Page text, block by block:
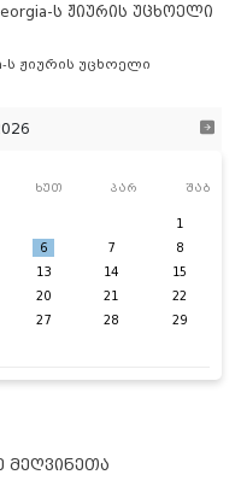
ს ჟიურის უცხოელი
ს ჟიურის უცხოელი
ხუთ პარ შაბ
1
6 7
8
13 14
15
20 21
22
27 28
29
მეღვინეთა